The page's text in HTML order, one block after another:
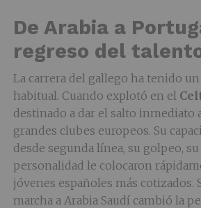
De Arabia a
regreso del
La carrera del gallego ha tenido
habitual. Cuando explotó en el
destinado a dar el salto inmediato
grandes clubes europeos. Su
desde segunda línea, su golpeo, su
personalidad le colocaron
jóvenes españoles más cotizados.
marcha a Arabia Saudí cambió la